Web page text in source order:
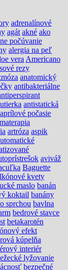
adrenalínové
agát akné ako
počúvanie
alergia na peľ
vera Americano
rezy
anatomický
antibakteriálne
antistatická
aprílové počasie
artróza aspik
aviváž
Baguette
kvety
maslo banán
koktail banány
sprchou bavlna
bedrové stavce
betakarotén
efekt
kúpelňa
interiér
lyžovanie
bezpečné